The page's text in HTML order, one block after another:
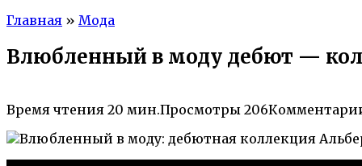
Главная » Мода
Влюбленный в моду дебют —
Время чтения 20 мин.Просмотры 206